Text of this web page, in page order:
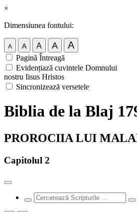
×
Dimensiunea fontului:
A A A A A
Pagină Întreagă
Evidențiază cuvintele Domnului
nostru Iisus Hristos
Sincronizează versetele
Biblia de la Blaj
PROROCIIA LUI
Capitolul 2